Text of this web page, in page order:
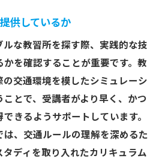
供しているか
ルな教習所を探す際、実践的な技
を確認することが重要です。教
交通環境を模したシミュレーシ
ことで、受講者がより早く、かつ
きるようサポートしています。
は、交通ルールの理解を深めるた
ディを取り入れたカリキュラム